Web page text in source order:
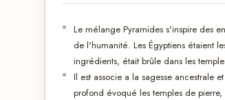
Le mélange Pyramides s'inspire des
de l'humanité. Les Égyptiens étaient
ingrédients, était brûle dans les
Il est associe a la sagesse ancestrale
profond évoqué les temples de